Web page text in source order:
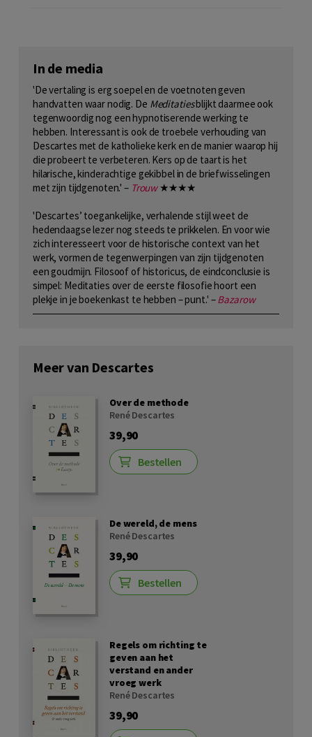
In de media
'De vertaling is erg soepel en de voetnoten geven
handvatten waar nodig. De Meditatiesblijkt daarmee ook
tegenwoordig nog een hypnotiserende werking te
hebben. Interessant is ook de troebele verhouding van
Descartes met de katholieke kerk en de manier waarop hij
die probeert te verbeteren. Kers op de taart is het
hilarische, kinderachtige gekibbel in de briefwisselingen
met zijn tijdgenoten.' – Trouw★★★★
'Descartes’ toegankelijke, verhalende stijl weet de
hedendaagse lezer nog steeds te prikkelen. En voor wie
zich interesseert voor de historische context van het
werk, vormen de tegenwerpingen van zijn tijdgenoten
een goudmijn. Filosoof of historicus, de eindconclusie is
simpel: Meditaties over de eerste filosofie hoort een
plekje in je boekenkast te hebben – punt.' –Bazarow
Meer van Descartes
Over de methode
René Descartes
39,90
Bestellen
De wereld, de mens
René Descartes
39,90
Bestellen
Regels om richting te
geven aan het
verstand en ander
vroeg werk
René Descartes
39,90